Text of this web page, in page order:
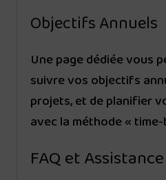
Objectifs Annuels
Une page dédiée vous
suivre vos objectifs
projets, et de planifier
avec la méthode «
FAQ et Assistance